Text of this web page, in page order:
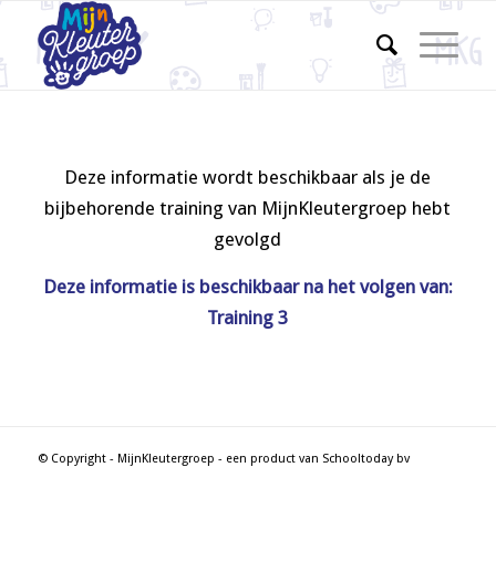
Deze informatie wordt beschikbaar als je de
bijbehorende training van MijnKleutergroep hebt
gevolgd
Deze informatie is beschikbaar na het volgen van:
Training 3
© Copyright - MijnKleutergroep - een product van Schooltoday bv